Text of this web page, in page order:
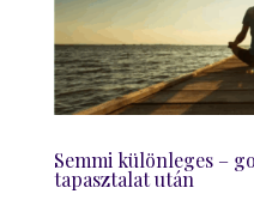
Semmi különleges –
tapasztalat után